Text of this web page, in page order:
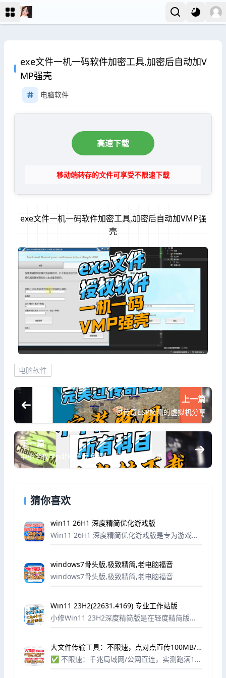
exe文件一机一码软件加密工具,加密后自动加V
MP强壳
电脑软件
高速下载
移动端转存的文件可享受不限速下载
exe文件一机一码软件加密工具,加密后自动加VMP强
壳
电脑软件
上一篇
过传奇ESP检测的虚拟机分享
下一篇
中小学教学pdf电子版,免费一键下载,操作简单
猜你喜欢
win11 26H1 深度精简优化游戏版
Win11 26H1 深度精简优化游戏版是专为游戏玩
与全部核心功能的基础上全面优化。系...
windows7骨头版,极致精简,老电脑福音
windows7骨头版,极致精简,老电脑福音
Win11 23H2(22631.4169) 专业工作站版
小修Win11 23H2深度精简版是在轻度精简版基
多开虚拟机及开发测试环境优化...
大文件传输工具：不限速，点对点直传100MB/
s，支持手机、电脑、平板
✅ 不限速：千兆局域网/公网直连，实测跑满10